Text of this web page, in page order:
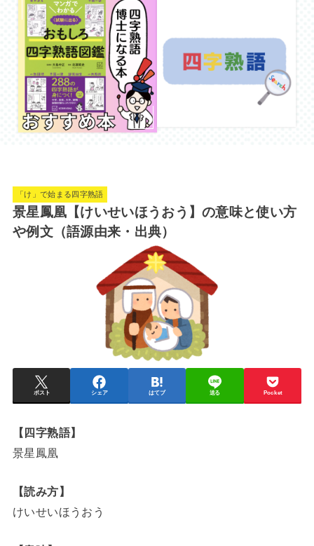
「け」で始まる四字熟語
景星鳳凰【けいせいほうおう】の意味と使い方
や例文（語源由来・出典）
ポスト シェア はてブ 送る Pocket
【四字熟語】
景星鳳凰
【読み方】
けいせいほうおう